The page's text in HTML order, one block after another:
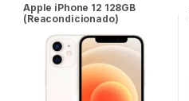
Apple iPhone 12 128GB
(Reacondicionado)